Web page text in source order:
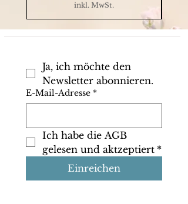
inkl. MwSt.
Ja, ich möchte den
Newsletter abonnieren.
E-Mail-Adresse *
Ich habe die AGB
gelesen und aktzeptiert *
Einreichen